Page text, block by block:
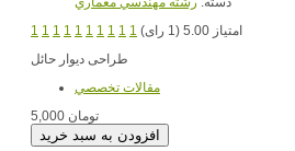
1 1 1 1 1 1 1 1 1 1
امتیاز 5.00 (1 رای)
طراحی دیوار حائل
مقالات تخصصي
5,000 تومان